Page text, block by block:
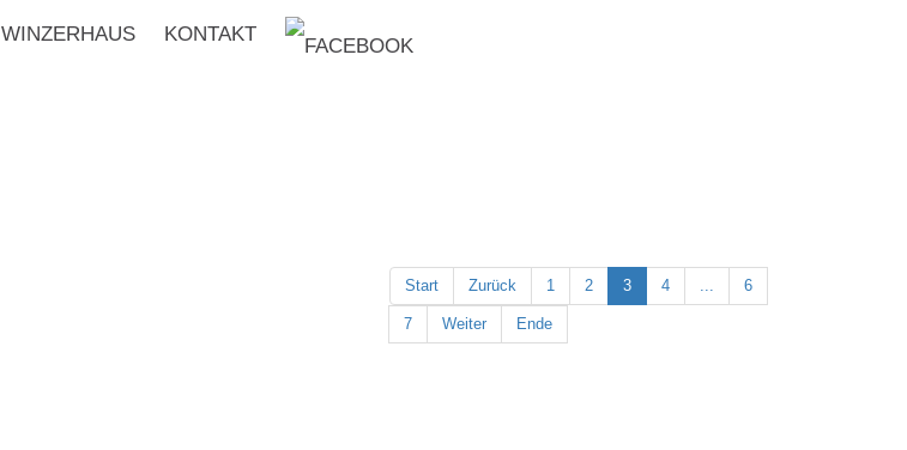
WINZERHAUS KONTAKT
Start Zurück 1 2 3 4 ... 6
7 Weiter Ende